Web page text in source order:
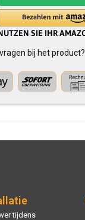
bij het product?
tijdens